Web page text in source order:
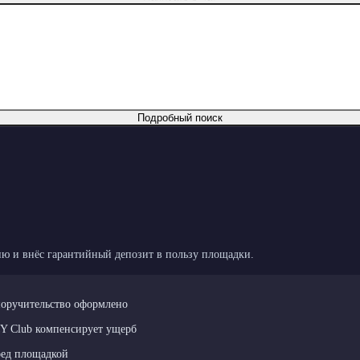
Подробный поиск
и внёс гарантийный депозит в пользу площадки.
оформлено
Club компенсирует ущерб
площадкой